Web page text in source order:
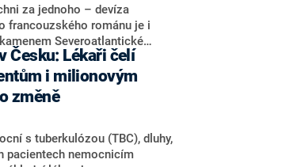
za jednoho – devíza
francouzského románu je i
Severoatlantické
a bezpečnostní záruky
článek 5. Ministryně obrany
ve vysílání CNN Prima NEWS
automatické
závazek pomoci, která je
země. Jenže bývalý
při NATO Jakub
i milionovým
změně
s tuberkulózou (TBC), dluhy,
pacientech nemocnicím